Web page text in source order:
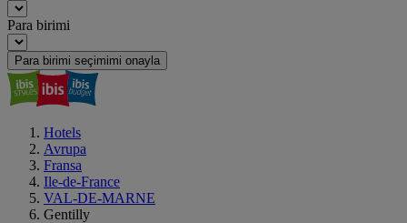
Para birimi
Para birimi seçimimi onayla
Hotels
Avrupa
Fransa
Ile-de-France
VAL-DE-MARNE
Gentilly